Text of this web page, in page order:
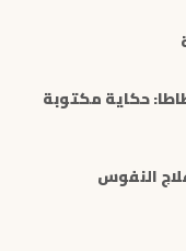
حكاية مكتوبة
النفوس